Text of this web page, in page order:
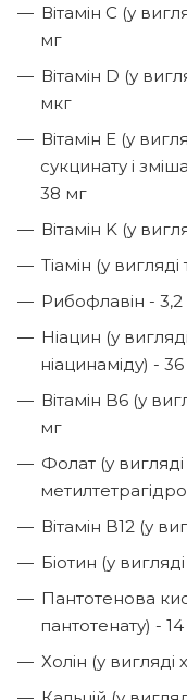
Вітамін С (у
мг
Вітамін D (у
мкг
Вітамін Е (у
сукцинату і
38 мг
Вітамін K (у
Тіамін (у
Рибофлавін -
Ніацин (у
ніацинаміду) -
Вітамін B6 (у
мг
Фолат (у
Вітамін B12 (у
Біотин (у
Пантотенова
пантотенату) -
Холін (у вигляді